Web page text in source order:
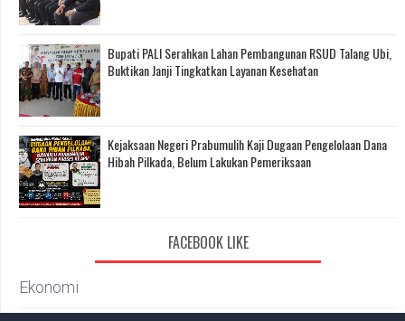
Bupati PALI Serahkan Lahan Pembangunan RSUD Talang Ubi,
Buktikan Janji Tingkatkan Layanan Kesehatan
Kejaksaan Negeri Prabumulih Kaji Dugaan Pengelolaan Dana
Hibah Pilkada, Belum Lakukan Pemeriksaan
FACEBOOK LIKE
Ekonomi